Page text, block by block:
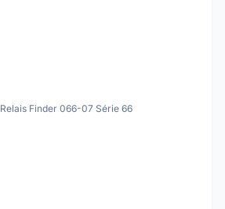
Finder 066-07 Série 66